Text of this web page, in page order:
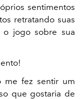
sentimentos
retratando suas
o jogo sobre sua
me fez sentir um
que gostaria de